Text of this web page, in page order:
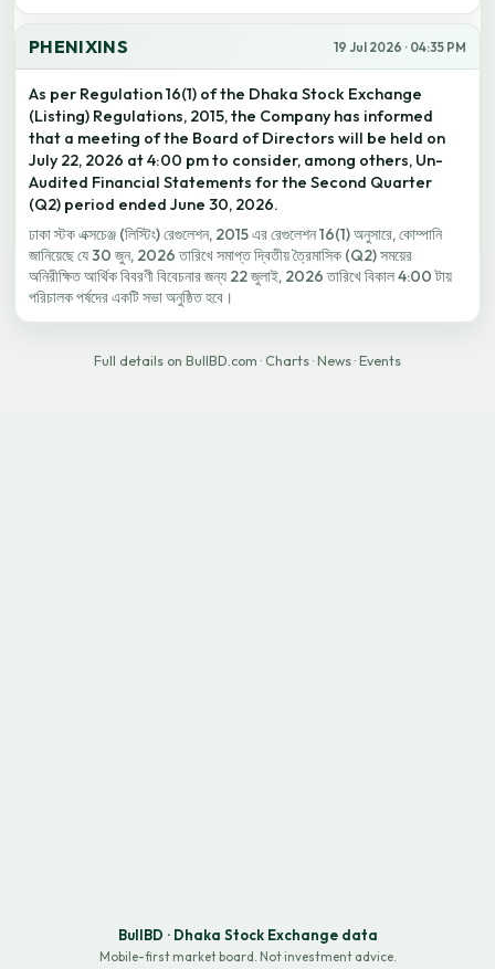
PHENIXINS 19 Jul 2026 · 04:35 PM
As per Regulation 16(1) of the Dhaka Stock Exchange
(Listing) Regulations, 2015, the Company has informed
that a meeting of the Board of Directors will be held on
July 22, 2026 at 4:00 pm to consider, among others, Un-
Audited Financial Statements for the Second Quarter
(Q2) period ended June 30, 2026.
ঢাকা স্টক এক্সচেঞ্জ (লিস্টিং) রেগুলেশন, 2015 এর রেগুলেশন 16(1) অনুসারে, কোম্পানি
জানিয়েছে যে 30 জুন, 2026 তারিখে সমাপ্ত দ্বিতীয় ত্রৈমাসিক (Q2) সময়ের
অনিরীক্ষিত আর্থিক বিবরণী বিবেচনার জন্য 22 জুলাই, 2026 তারিখে বিকাল 4:00 টায়
পরিচালক পর্ষদের একটি সভা অনুষ্ঠিত হবে।
Full details on BullBD.com · Charts · News · Events
BullBD · Dhaka Stock Exchange data
Mobile-first market board. Not investment advice.